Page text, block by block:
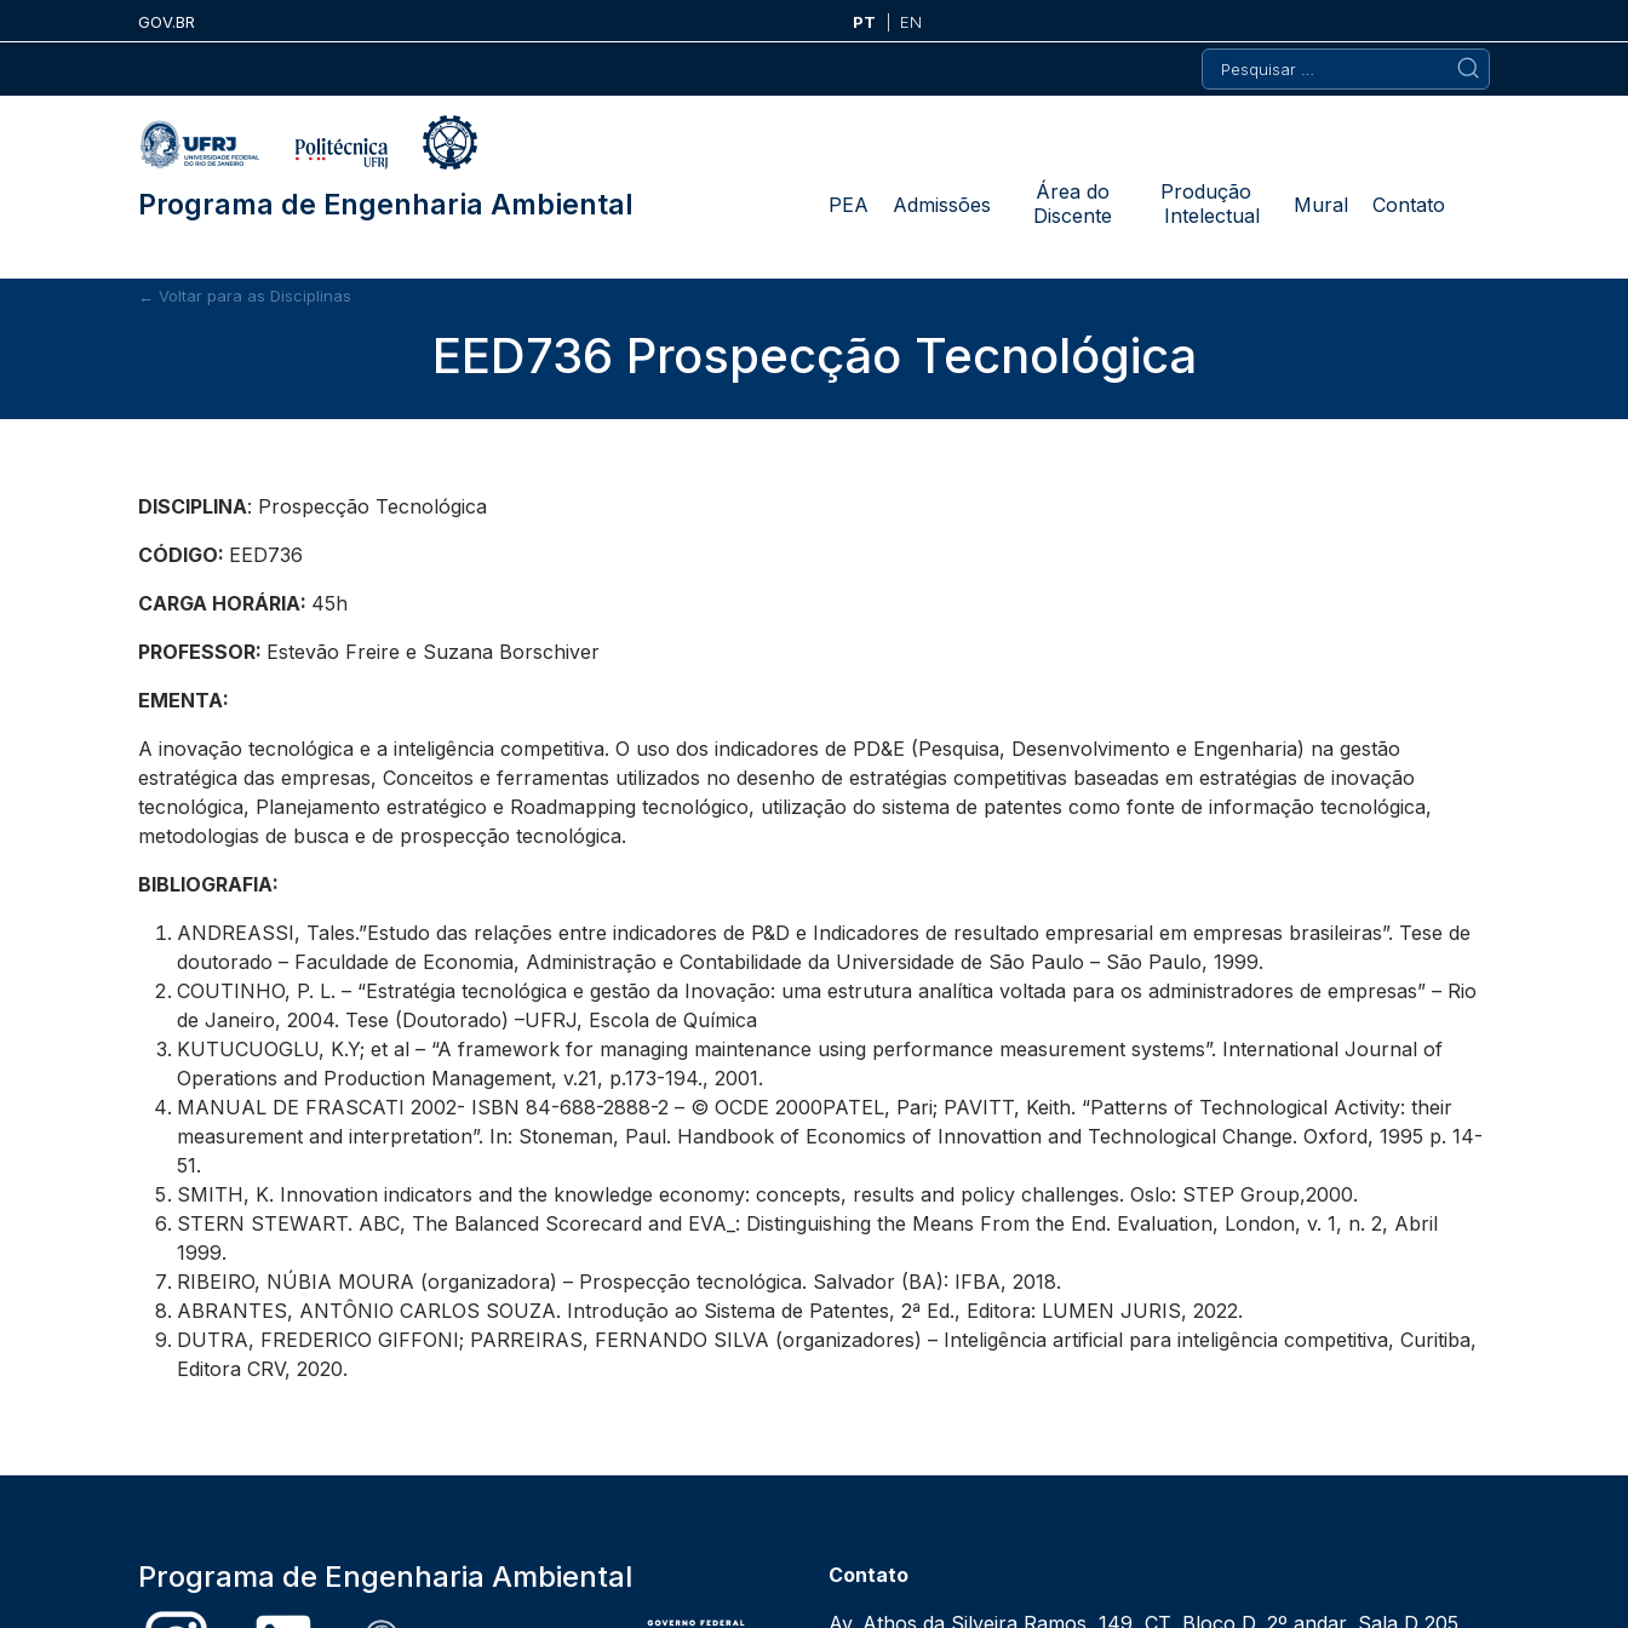
to
GOV.BR PT
EN
Pesquisar
por:
Programa de Engenharia Ambiental PEA Admissões
Área do
Discente
Produção
Intelectual
Mural Contato
← Voltar para as Disciplinas
EED736 Prospecção Tecnológica
DISCIPLINA: Prospecção Tecnológica
CÓDIGO: EED736
CARGA HORÁRIA: 45h
PROFESSOR: Estevão Freire e Suzana Borschiver
EMENTA:
A inovação tecnológica e a inteligência competitiva. O uso dos indicadores de PD&E (Pesquisa, Desenvolvimento e Engenharia) na gestão
estratégica das empresas, Conceitos e ferramentas utilizados no desenho de estratégias competitivas baseadas em estratégias de inovação
tecnológica, Planejamento estratégico e Roadmapping tecnológico, utilização do sistema de patentes como fonte de informação tecnológica,
metodologias de busca e de prospecção tecnológica.
BIBLIOGRAFIA:
ANDREASSI, Tales.”Estudo das relações entre indicadores de P&D e Indicadores de resultado empresarial em empresas brasileiras”. Tese de
doutorado – Faculdade de Economia, Administração e Contabilidade da Universidade de São Paulo – São Paulo, 1999.
COUTINHO, P. L. – “Estratégia tecnológica e gestão da Inovação: uma estrutura analítica voltada para os administradores de empresas” – Rio
de Janeiro, 2004. Tese (Doutorado) –UFRJ, Escola de Química
KUTUCUOGLU, K.Y; et al – “A framework for managing maintenance using performance measurement systems”. International Journal of
Operations and Production Management, v.21, p.173-194., 2001.
MANUAL DE FRASCATI 2002- ISBN 84-688-2888-2 – © OCDE 2000PATEL, Pari; PAVITT, Keith. “Patterns of Technological Activity: their
measurement and interpretation”. In: Stoneman, Paul. Handbook of Economics of Innovattion and Technological Change. Oxford, 1995 p. 14-
51.
SMITH, K. Innovation indicators and the knowledge economy: concepts, results and policy challenges. Oslo: STEP Group,2000.
STERN STEWART. ABC, The Balanced Scorecard and EVA_: Distinguishing the Means From the End. Evaluation, London, v. 1, n. 2, Abril
1999.
RIBEIRO, NÚBIA MOURA (organizadora) – Prospecção tecnológica. Salvador (BA): IFBA, 2018.
ABRANTES, ANTÔNIO CARLOS SOUZA. Introdução ao Sistema de Patentes, 2ª Ed., Editora: LUMEN JURIS, 2022.
DUTRA, FREDERICO GIFFONI; PARREIRAS, FERNANDO SILVA (organizadores) – Inteligência artificial para inteligência competitiva, Curitiba,
Editora CRV, 2020.
Programa de Engenharia Ambiental
Contato
Av. Athos da Silveira Ramos, 149, CT, Bloco D, 2º andar, Sala D 205